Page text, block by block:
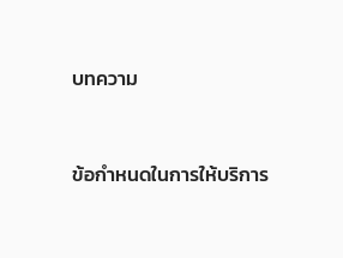
บทความ
ข้อกำหนดในการให้บริการ